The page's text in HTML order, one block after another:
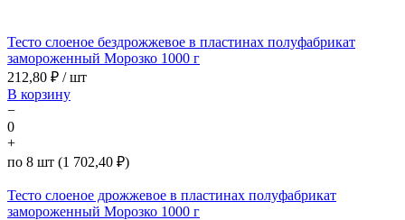
Тесто слоеное бездрожжевое в пластинах полуфабрикат
замороженный Морозко 1000 г
212,80 ₽ / шт
В корзину
−
0
+
по 8 шт (1 702,40 ₽)
Тесто слоеное дрожжевое в пластинах полуфабрикат
замороженный Морозко 1000 г